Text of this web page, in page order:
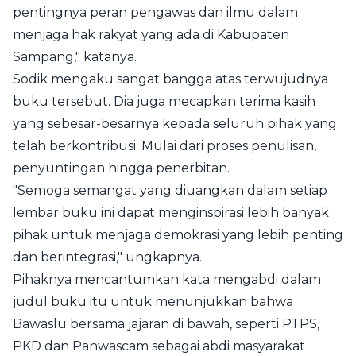
pentingnya peran pengawas dan ilmu dalam
menjaga hak rakyat yang ada di Kabupaten
Sampang," katanya.
Sodik mengaku sangat bangga atas terwujudnya
buku tersebut. Dia juga mecapkan terima kasih
yang sebesar-besarnya kepada seluruh pihak yang
telah berkontribusi. Mulai dari proses penulisan,
penyuntingan hingga penerbitan.
"Semoga semangat yang diuangkan dalam setiap
lembar buku ini dapat menginspirasi lebih banyak
pihak untuk menjaga demokrasi yang lebih penting
dan berintegrasi," ungkapnya.
Pihaknya mencantumkan kata mengabdi dalam
judul buku itu untuk menunjukkan bahwa
Bawaslu bersama jajaran di bawah, seperti PTPS,
PKD dan Panwascam sebagai abdi masyarakat